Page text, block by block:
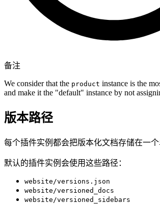
备注
We consider that the product instance is the
and make it the "default" instance by not
版本路径
每个插件实例都会把版本化文档存储在一个
默认的插件实例会使用这些路径：
website/versions.json
website/versioned_docs
website/versioned_sidebars